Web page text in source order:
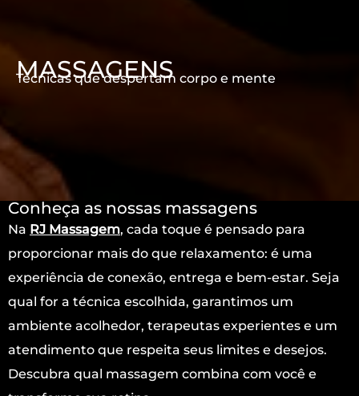
MASSAGENS
Técnicas que despertam corpo e mente
Conheça as nossas massagens
Na RJ Massagem, cada toque é pensado para
proporcionar mais do que relaxamento: é uma
experiência de conexão, entrega e bem-estar. Seja
qual for a técnica escolhida, garantimos um
ambiente acolhedor, terapeutas experientes e um
atendimento que respeita seus limites e desejos.
Descubra qual massagem combina com você e